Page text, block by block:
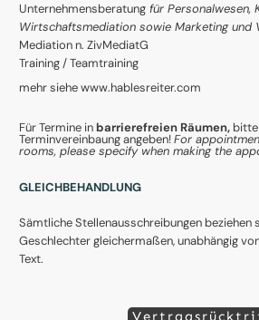
Unternehmensberatung für Personalwesen,
Wirtschaftsmediation sowie Marketing und
Mediation n. ZivMediatG
Training / Teamtraining
mehr siehe www.hablesreiter.com
Für Termine inbarrierefreien Räumen,
Terminvereinbaung angeben!For
rooms, please specify when making the
GLEICHBEHANDLUNG
Sämtliche Stellenausschreibungen beziehen
Geschlechter gleichermaßen, unabhängig
Text.